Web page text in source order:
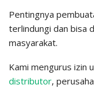
Pentingnya
terlindungi dan bisa
masyarakat.
Kami mengurus izin
distributor,